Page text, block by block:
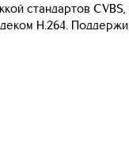
стандартов CVBS,
H.264.